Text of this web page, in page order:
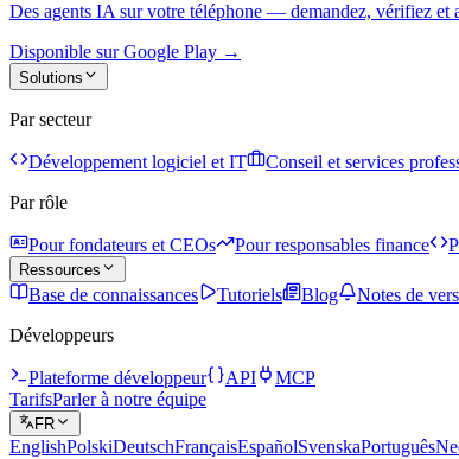
Des agents IA sur votre téléphone — demandez, vérifiez et
Disponible sur Google Play →
Solutions
Par secteur
Développement logiciel et IT Conseil et services
Par rôle
Pour fondateurs et CEOs Pour responsables finance
Ressources
Base de connaissances Tutoriels Blog
Notes de
Développeurs
Plateforme développeur API
MCP
TarifsParler à notre équipe
FR
EnglishPolskiDeutschFrançaisEspañolSvenskaPortuguês